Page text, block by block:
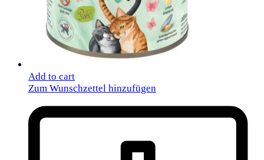
Add to cart
Zum Wunschzettel hinzufügen